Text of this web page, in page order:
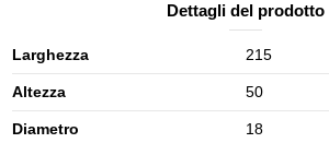
Dettagli del prodotto
Larghezza 215
Altezza 50
Diametro 18